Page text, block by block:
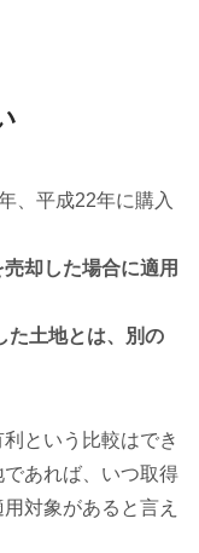
、平成22年に購入
売却した場合に適用
た土地とは、別の
という比較はでき
あれば、いつ取得
対象があると言え